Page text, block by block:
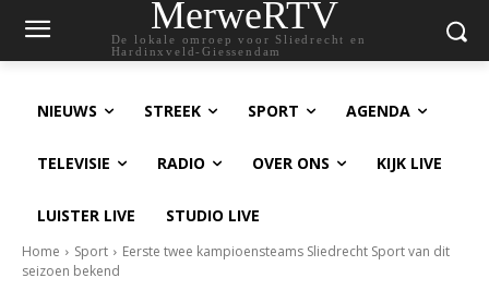
MerweRTV
De lokale omroep voor Sliedrecht en
Hardinxveld-Giessendam
NIEUWS STREEK SPORT AGENDA
TELEVISIE RADIO OVER ONS KIJK LIVE
LUISTER LIVE STUDIO LIVE
Home Sport
Eerste twee kampioensteams Sliedrecht Sport van dit
seizoen bekend